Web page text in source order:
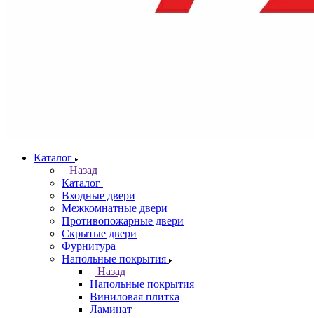
Каталог
Назад
Каталог
Входные двери
Межкомнатные двери
Противопожарные двери
Скрытые двери
Фурнитура
Напольные покрытия
Назад
Напольные покрытия
Виниловая плитка
Ламинат